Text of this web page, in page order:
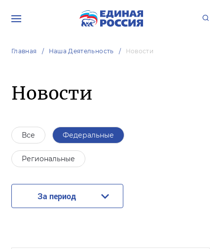
Главная Наша Деятельность Новости
Новости
Все Федеральные
Региональные
За период